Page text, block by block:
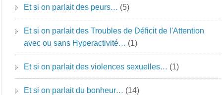
Et si on parlait des peurs… (5)
Et si on parlait des Troubles de Déficit de l'Attention
avec ou sans Hyperactivité… (1)
Et si on parlait des violences sexuelles… (1)
Et si on parlait du bonheur… (14)